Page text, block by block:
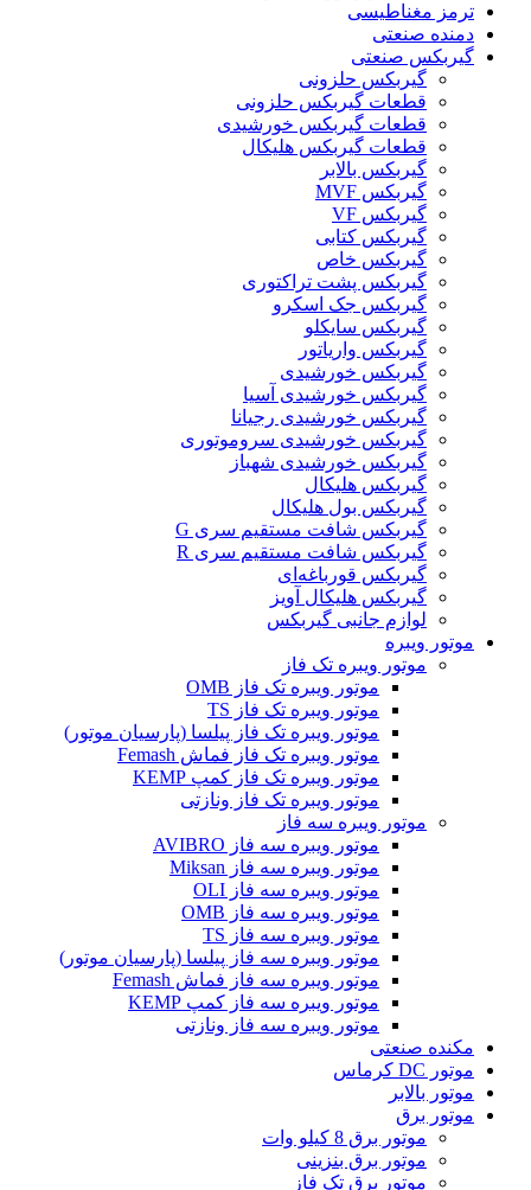
ترمز مغناطیسی
دمنده صنعتی
گیربکس صنعتی
گیربکس حلزونی
قطعات گيربکس حلزونی
قطعات گيربکس خورشيدی
قطعات گیربکس هلیکال
گيربکس بالابر
گیربکس MVF
گیربکس VF
گیربکس کتابی
گیربکس خاص
گیربکس پشت تراکتوری
گیربکس جک اسکرو
گیربکس سایکلو
گیربکس واریاتور
گیربکس خورشیدی
گیربکس خورشیدی آسیا
گیربکس خورشیدی رجیانا
گیربکس خورشیدی سروموتوری
گیربکس خورشیدی شهباز
گیربکس هلیکال
گیربکس بول هلیکال
گیربکس شافت مستقیم سری G
گیربکس شافت مستقیم سری R
گیربکس قورباغه‌ای
گیربکس هلیکال آویز
لوازم جانبی گیربکس
موتور ویبره
موتور ویبره تک فاز
موتور ویبره تک فاز OMB
موتور ویبره تک فاز TS
موتور ویبره تک فاز پیلسا (پارسیان موتور)
موتور ویبره تک فاز فماش Femash
موتور ویبره تک فاز کمپ KEMP
موتور ویبره تک فاز ونازتی
موتور ویبره سه فاز
موتور ویبره سه فاز AVIBRO
موتور ویبره سه فاز Miksan
موتور ویبره سه فاز OLI
موتور ویبره سه فاز OMB
موتور ویبره سه فاز TS
موتور ویبره سه فاز پیلسا (پارسیان موتور)
موتور ویبره سه فاز فماش Femash
موتور ویبره سه فاز کمپ KEMP
موتور ویبره سه فاز ونازتی
مکنده صنعتی
موتور DC کرماس
موتور بالابر
موتور برق
موتور برق 8 کیلو وات
موتور برق بنزینی
موتور برق تک فاز